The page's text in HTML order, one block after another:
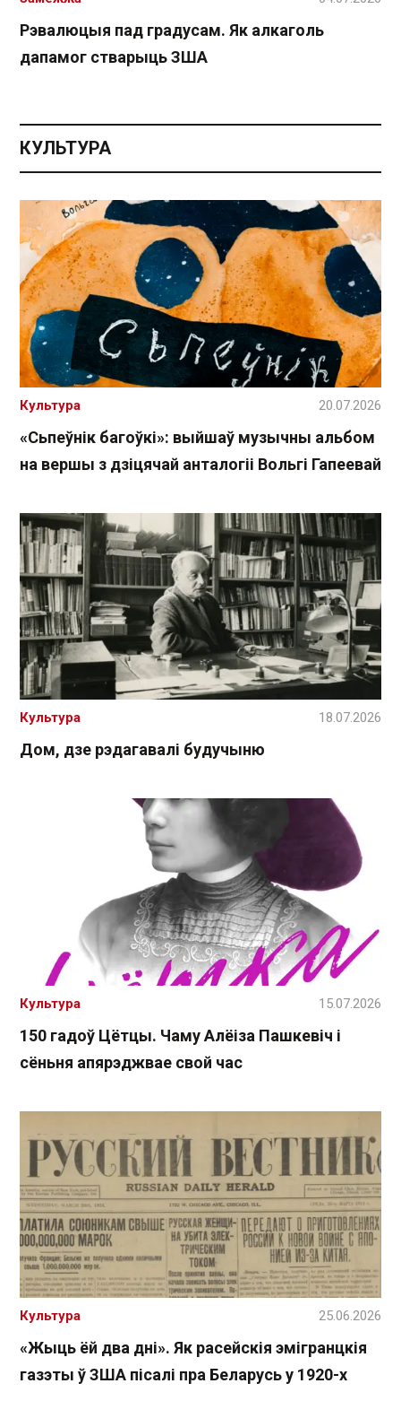
Рэвалюцыя пад градусам. Як алкаголь
дапамог стварыць ЗША
КУЛЬТУРА
«Сьпеўнік багоўкі»: выйшаў музычны альбом
на вершы з дзіцячай анталогіі Вольгі Гапеевай
Культура 20.07.2026
Дом, дзе рэдагавалі будучыню
Культура 18.07.2026
150 гадоў Цётцы. Чаму Алёіза Пашкевіч і
сёньня апярэджвае свой час
Культура 15.07.2026
«Жыць ёй два дні». Як расейскія эмігранцкія
газэты ў ЗША пісалі пра Беларусь у 1920-х
Культура 25.06.2026